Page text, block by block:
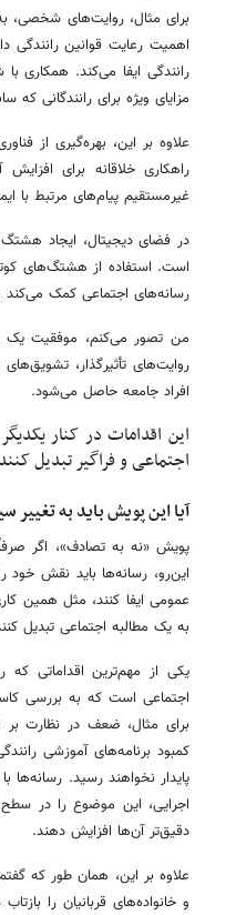
برای مثال، روایت‌های شخصی،
اهمیت رعایت قوانین رانندگی
رانندگی ایفا می‌کند.
مزایای ویژه برای رانندگانی که
علاوه بر این، بهره‌گیری از
راهکاری خلاقانه برای
غیرمستقیم پیام‌های مرتبط با
در فضای دیجیتال، ایجاد
است. استفاده از هشتگ‌های
رسانه‌های اجتماعی کمک می‌کند
من تصور می‌کنم، موفقیت یک
روایت‌های تأثیرگذار،
افراد جامعه حاصل می‌شود.
این اقدامات در کنار
اجتماعی و فراگیر تبدیل
آیا این پویش باید به
پویش «نه به تصادف»، اگر
این‌رو، رسانه‌ها باید نقش
عمومی ایفا کنند، مثل همین
به یک مطالبه اجتماعی تبدیل
یکی از مهم‌ترین اقداماتی
اجتماعی است که به بررسی
برای مثال، ضعف در نظارت بر
کمبود برنامه‌های آموزشی
پایدار نخواهند رسید.
اجرایی، این موضوع را در
دقیق‌تر آن‌ها افزایش دهند.
علاوه بر این، همان طور که
و خانواده‌های قربانیان را